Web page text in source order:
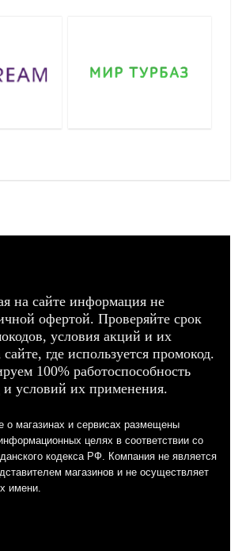
на сайте информация не
офертой. Проверяйте срок
условия акций и их
где используется промокод.
100% работоспособность
и условий их применения.
о магазинах и сервисах размещены
целях в соответствии со
кодекса РФ. Компания не является
магазинов и не осуществляет
имени.